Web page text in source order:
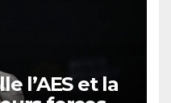
l’AES et la